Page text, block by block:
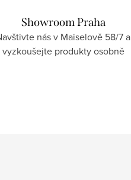
Showroom Praha
nás v Maiselově 58/7 a
vyzkoušejte produkty osobně